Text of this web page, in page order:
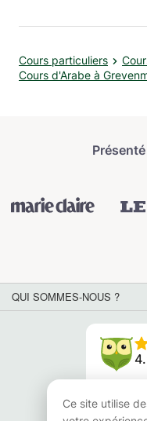
Cours particuliers
Cours d'Arabe à
QUI SOMMES-NOUS ?
Ce site utilise